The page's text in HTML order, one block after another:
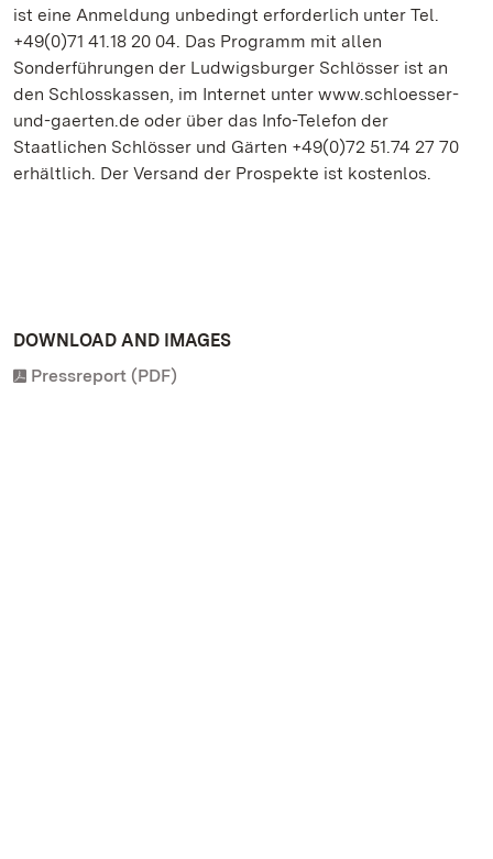
ist eine Anmeldung unbedingt erforderlich unter Tel.
+49(0)71 41.18 20 04. Das Programm mit allen
Sonderführungen der Ludwigsburger Schlösser ist an
den Schlosskassen, im Internet unter www.schloesser-
und-gaerten.de oder über das Info-Telefon der
Staatlichen Schlösser und Gärten +49(0)72 51.74 27 70
erhältlich. Der Versand der Prospekte ist kostenlos.
DOWNLOAD AND IMAGES
Pressreport (PDF)